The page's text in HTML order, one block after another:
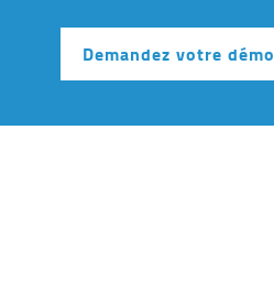
Demandez votre démo